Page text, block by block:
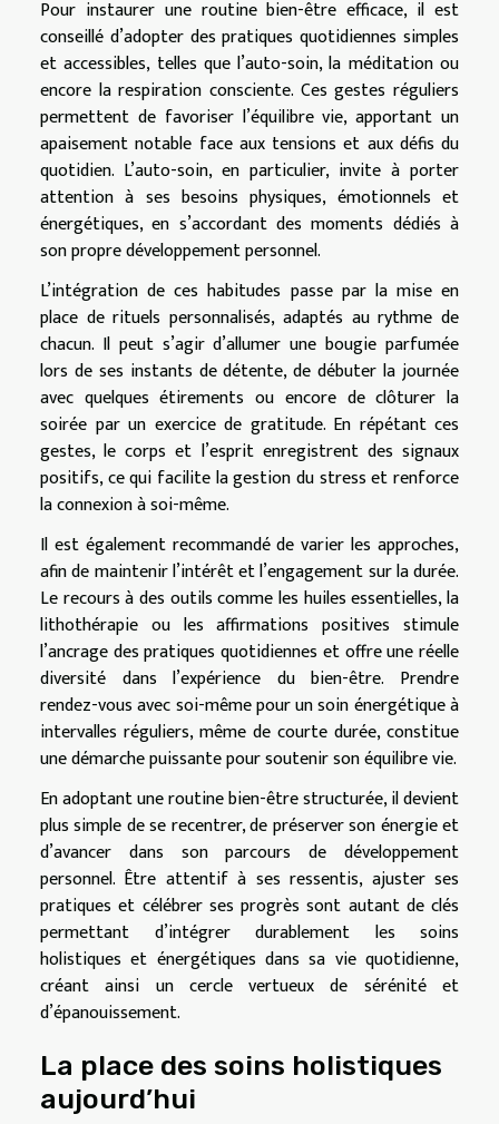
Pour instaurer une routine bien-être efficace, il est
conseillé d’adopter des pratiques quotidiennes simples
et accessibles, telles que l’auto-soin, la méditation ou
encore la respiration consciente. Ces gestes réguliers
permettent de favoriser l’équilibre vie, apportant un
apaisement notable face aux tensions et aux défis du
quotidien. L’auto-soin, en particulier, invite à porter
attention à ses besoins physiques, émotionnels et
énergétiques, en s’accordant des moments dédiés à
son propre développement personnel.
L’intégration de ces habitudes passe par la mise en
place de rituels personnalisés, adaptés au rythme de
chacun. Il peut s’agir d’allumer une bougie parfumée
lors de ses instants de détente, de débuter la journée
avec quelques étirements ou encore de clôturer la
soirée par un exercice de gratitude. En répétant ces
gestes, le corps et l’esprit enregistrent des signaux
positifs, ce qui facilite la gestion du stress et renforce
la connexion à soi-même.
Il est également recommandé de varier les approches,
afin de maintenir l’intérêt et l’engagement sur la durée.
Le recours à des outils comme les huiles essentielles, la
lithothérapie ou les affirmations positives stimule
l’ancrage des pratiques quotidiennes et offre une réelle
diversité dans l’expérience du bien-être. Prendre
rendez-vous avec soi-même pour un soin énergétique à
intervalles réguliers, même de courte durée, constitue
une démarche puissante pour soutenir son équilibre vie.
En adoptant une routine bien-être structurée, il devient
plus simple de se recentrer, de préserver son énergie et
d’avancer dans son parcours de développement
personnel. Être attentif à ses ressentis, ajuster ses
pratiques et célébrer ses progrès sont autant de clés
permettant d’intégrer durablement les soins
holistiques et énergétiques dans sa vie quotidienne,
créant ainsi un cercle vertueux de sérénité et
d’épanouissement.
La place des soins holistiques
aujourd’hui